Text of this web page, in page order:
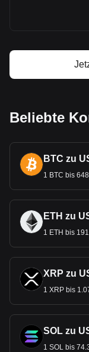
Beliebte
BTC zu
1 BTC bis
ETH zu
1 ETH bis
XRP zu
1 XRP bis
SOL zu
1 SOL bis